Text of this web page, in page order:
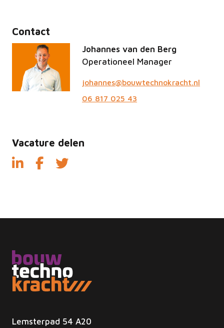
Contact
Johannes van den Berg
Operationeel Manager
johannes@bouwtechnokracht.nl
06 817 025 43
Vacature delen
Lemsterpad 54 A20